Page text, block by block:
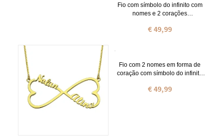
Fio com símbolo do infinito com
nomes e 2 corações
€ 49,99
Fio com 2 nomes em forma de
coração com símbolo do infinito
€ 49,99